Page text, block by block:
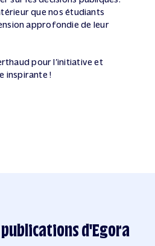
que nos étudiants
approfondie de leur
pour l’initiative et
inspirante !
d'Egora